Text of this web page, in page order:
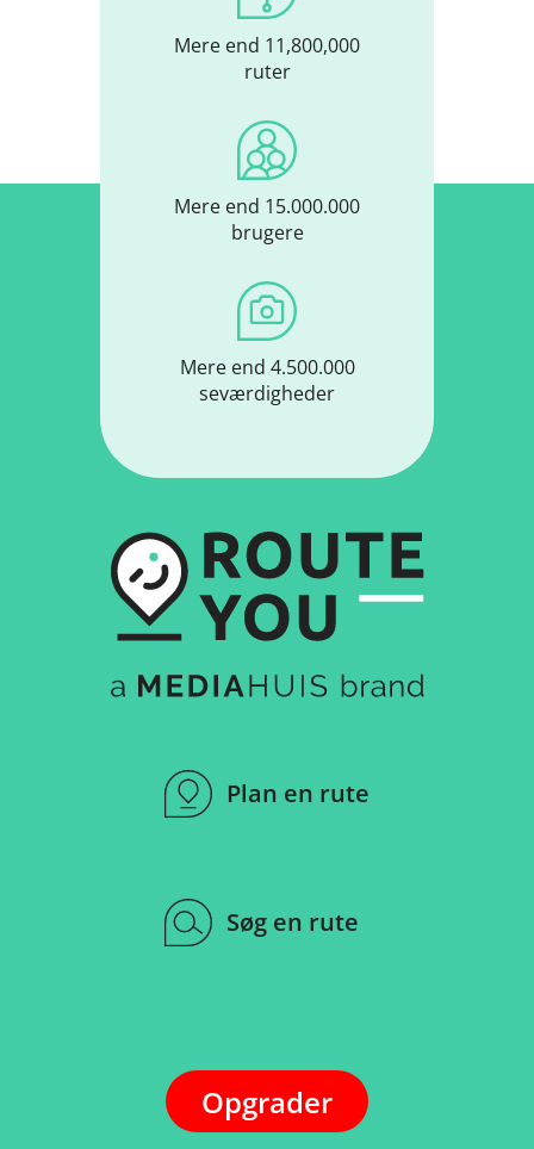
Mere end 11,800,000
ruter
Mere end 15.000.000
brugere
Mere end 4.500.000
seværdigheder
Plan en rute
Søg en rute
Opgrader